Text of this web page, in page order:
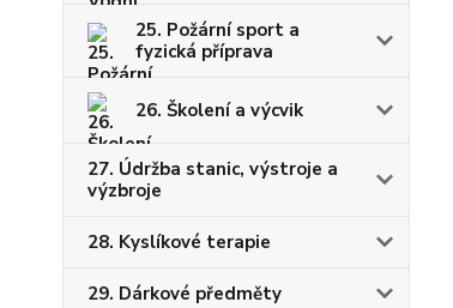
25. Požární sport a
fyzická příprava
26. Školení a výcvik
27. Údržba stanic, výstroje a
výzbroje
28. Kyslíkové terapie
29. Dárkové předměty